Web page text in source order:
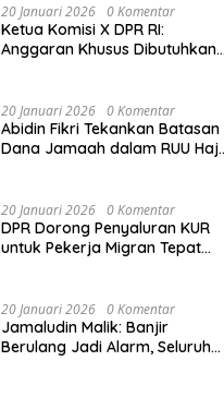
20 Januari 2026 0 Komentar
Ketua Komisi X DPR RI:
Anggaran Khusus Dibutuhkan
Akibat Bencana
20 Januari 2026 0 Komentar
Abidin Fikri Tekankan Batasan
Dana Jamaah dalam RUU Haji
20 Januari 2026 0 Komentar
DPR Dorong Penyaluran KUR
untuk Pekerja Migran Tepat
PMI
20 Januari 2026 0 Komentar
Jamaludin Malik: Banjir
Berulang Jadi Alarm, Seluruh